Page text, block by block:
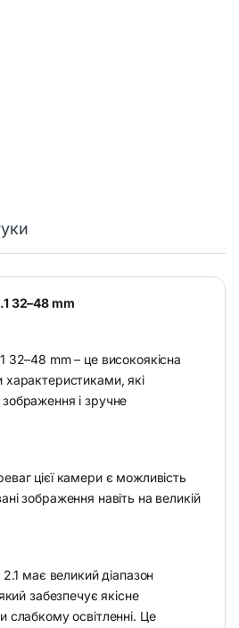
32–48 mm
32–48 mm – це високоякісна
які
і зручне
цієї камери є можливість
зображення навіть на великій
має великий діапазон
забезпечує якісне
слабкому освітленні. Це